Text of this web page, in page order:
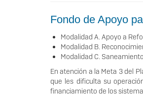
Fondo de Apoyo
Modalidad A. Apoyo a
Modalidad B.
Modalidad C.
En atención a la Meta 3 del
que les dificulta su
financiamiento de los